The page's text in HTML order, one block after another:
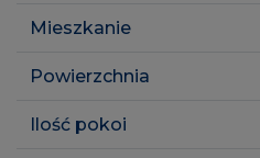
Mieszkanie
Powierzchnia
Ilość pokoi